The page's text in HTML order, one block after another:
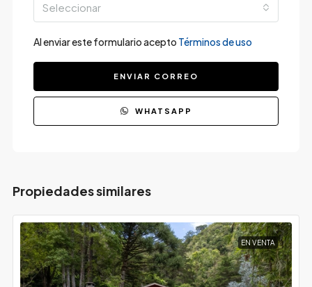
Seleccionar
Al enviar este formulario acepto Términos de uso
ENVIAR CORREO
WHATSAPP
Propiedades similares
EN VENTA